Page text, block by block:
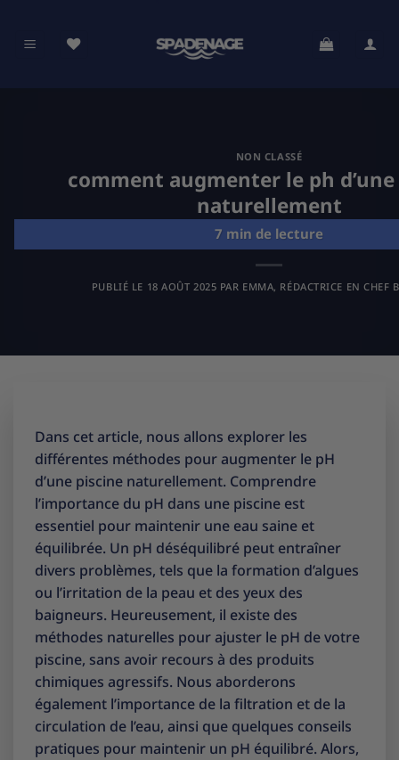
contenu
NON CLASSÉ
comment augmenter le ph
naturellement
PUBLIÉ LE 18 AOÛT 2025 PAR EMMA, RÉDACTRICE EN CHEF
Dans cet article, nous allons explorer les
différentes méthodes pour augmenter le pH
d’une piscine naturellement. Comprendre
l’importance du pH dans une piscine est
essentiel pour maintenir une eau saine et
équilibrée. Un pH déséquilibré peut entraîner
divers problèmes, tels que la formation d’algues
ou l’irritation de la peau et des yeux des
baigneurs. Heureusement, il existe des
méthodes naturelles pour ajuster le pH de votre
piscine, sans avoir recours à des produits
chimiques agressifs. Nous aborderons
également l’importance de la filtration et de la
circulation de l’eau, ainsi que quelques conseils
pratiques pour maintenir un pH équilibré. Alors,